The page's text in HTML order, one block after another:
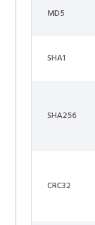
MD5
SHA1
SHA256
CRC32